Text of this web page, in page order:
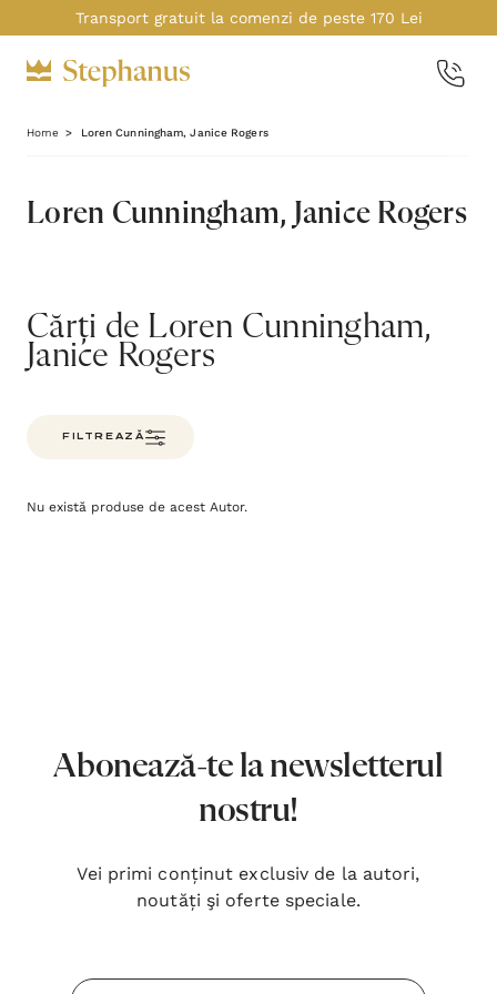
Transport gratuit la comenzi de peste 170 Lei
Home Loren Cunningham, Janice Rogers
Loren Cunningham, Janice Rogers
Cărți de Loren Cunningham,
Janice Rogers
FILTREAZĂ
Nu există produse de acest Autor.
Abonează-te la newsletterul
nostru!
Vei primi conținut exclusiv de la autori,
noutăți şi oferte speciale.